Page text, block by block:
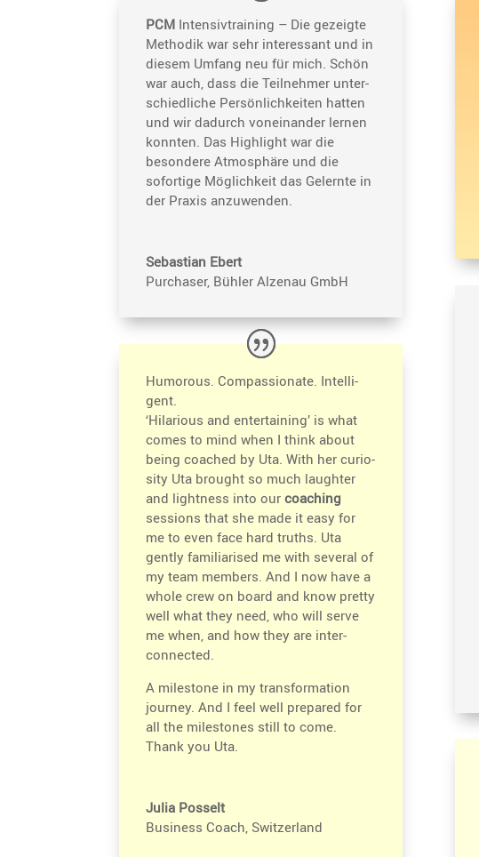
PCM Inten­siv­trai­ning – Die gezeigte
Methodik war sehr inter­es­sant und in
diesem Umfang neu für mich. Schön
war auch, dass die Teilnehmer unter­
schied­liche Persön­lich­keiten hatten
und wir dadurch vonein­ander lernen
konnten. Das Highlight war die
beson­dere Atmosphäre und die
sofor­tige Möglich­keit das Gelernte in
der Praxis anzuwenden.
Sebas­tian Ebert
Purchaser, Bühler Alzenau GmbH
Humorous. Compas­sio­nate. Intel­li­
gent.
‘Hilarious and enter­tai­ning’ is what
comes to mind when I think about
being coached by Uta. With her curio­
sity Uta brought so much laughter
and light­ness into ourcoaching
sessions that she made it easy for
me to even face hard truths. Uta
gently familia­rised me with several of
my team members. And I now have a
whole crew on board and know pretty
well what they need, who will serve
me when, and how they are inter-
connected.
A milestone in my trans­for­ma­tion
journey. And I feel well prepared for
all the milestones still to come.
Thank you Uta.
Julia Posselt
Business Coach, Switzerland